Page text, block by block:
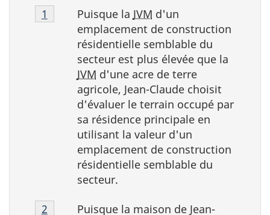
Note
1
Puisque la JVM d'un
emplacement de construction
résidentielle semblable du
secteur est plus élevée que la
JVM d'une acre de terre
agricole, Jean-Claude choisit
d'évaluer le terrain occupé par
sa résidence principale en
utilisant la valeur d'un
emplacement de construction
résidentielle semblable du
secteur.
Retour à la référence de la note de bas de
1 référent
Note
Puisque la maison de Jean-
Retour à la référence de la note de bas de
2 référent